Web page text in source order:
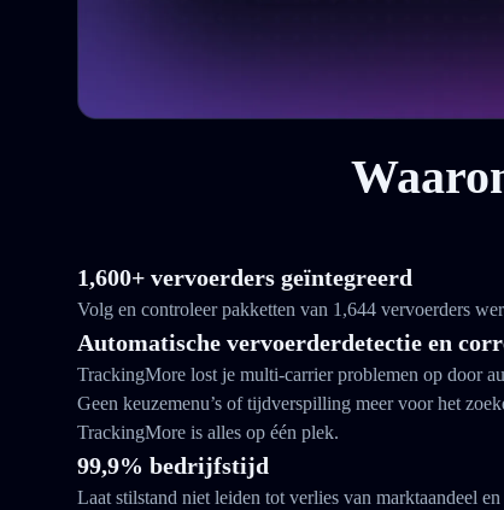
1,600+ vervoerders geïntegreerd
Volg en controleer pakketten van 1,644 vervoerders
Automatische vervoerderdetectie en
TrackingMore lost je multi-carrier problemen op door
Geen keuzemenu’s of tijdverspilling meer voor het
TrackingMore is alles op één plek.
99,9% bedrijfstijd
Laat stilstand niet leiden tot verlies van marktaandeel